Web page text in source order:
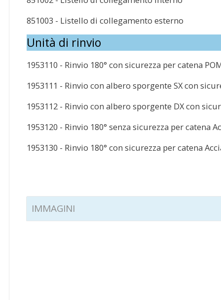
851003 - Listello di collegamento esterno
Unità di rinvio
1953110 - Rinvio 180° con sicurezza per catena
1953111 - Rinvio con albero sporgente SX con
1953112 - Rinvio con albero sporgente DX con
1953120 - Rinvio 180° senza sicurezza per catena
1953130 - Rinvio 180° con sicurezza per catena
IMMAGINI